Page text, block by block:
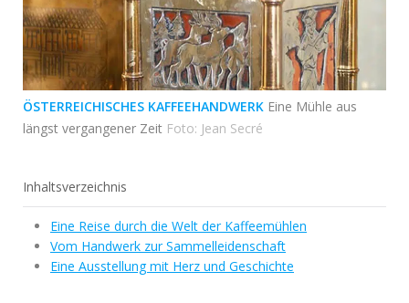
ÖSTERREICHISCHES KAFFEEHANDWERK Eine Mühle aus
längst vergangener Zeit Foto: Jean Secré
Inhaltsverzeichnis
Eine Reise durch die Welt der Kaffeemühlen
Vom Handwerk zur Sammelleidenschaft
Eine Ausstellung mit Herz und Geschichte